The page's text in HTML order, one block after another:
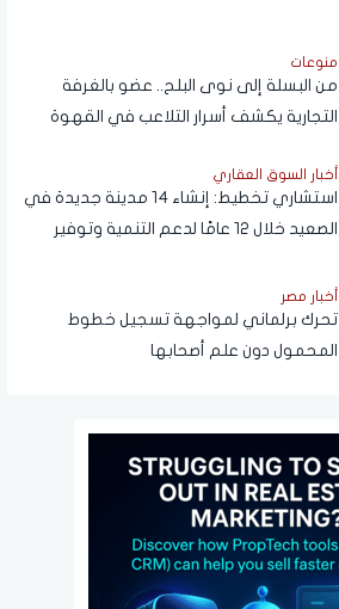
منوعات
من البسلة إلى نوى البلح.. عضو بالغرفة
التجارية يكشف أسرار التلاعب في القهوة
أخبار السوق العقاري
استشاري تخطيط: إنشاء 14 مدينة جديدة في
الصعيد خلال 12 عامًا لدعم التنمية وتوفير
أخبار مصر
تحرك برلماني لمواجهة تسجيل خطوط
المحمول دون علم أصحابها